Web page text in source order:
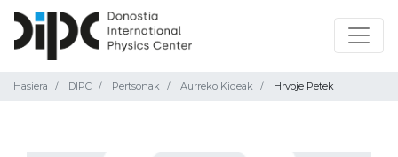
Hasiera DIPC Pertsonak Aurreko Kideak Hrvoje Petek